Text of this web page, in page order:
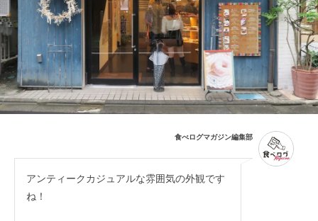
食べログマガジン編集部
アンティークカジュアルな雰囲気の外観です
ね！